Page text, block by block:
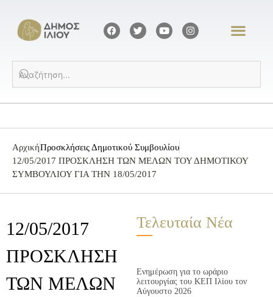
ΑρχικήΠροσκλήσεις Δημοτικού Συμβουλίου
12/05/2017 ΠΡΟΣΚΛΗΣΗ ΤΩΝ ΜΕΛΩΝ ΤΟΥ ΔΗΜΟΤΙΚΟΥ
ΣΥΜΒΟΥΛΙΟΥ ΓΙΑ ΤΗΝ 18/05/2017
12/05/2017
ΠΡΟΣΚΛΗΣΗ
ΤΩΝ ΜΕΛΩΝ
Τελευταία Νέα
Ενημέρωση για το ωράριο
λειτουργίας του ΚΕΠ Ιλίου τον
Αύγουστο 2026